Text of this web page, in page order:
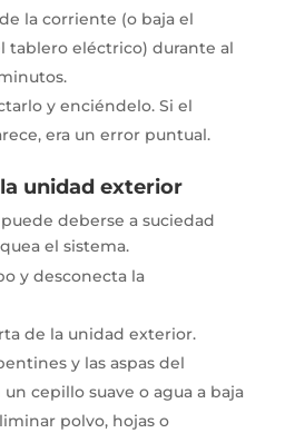
la corriente (o baja el
tablero eléctrico) durante al
y enciéndelo. Si el
era un error puntual.
unidad exterior
deberse a suciedad
el sistema.
y desconecta la
de la unidad exterior.
y las aspas del
cepillo suave o agua a baja
polvo, hojas o